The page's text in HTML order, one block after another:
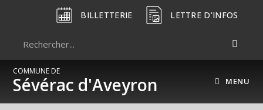
BILLETTERIE LETTRE D'INFOS
COMMUNE DE
Sévérac d'Aveyron MENU